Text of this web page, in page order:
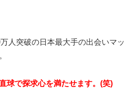
人突破の日本最大手の出会いマッ
球で探求心を満たせます。(笑)